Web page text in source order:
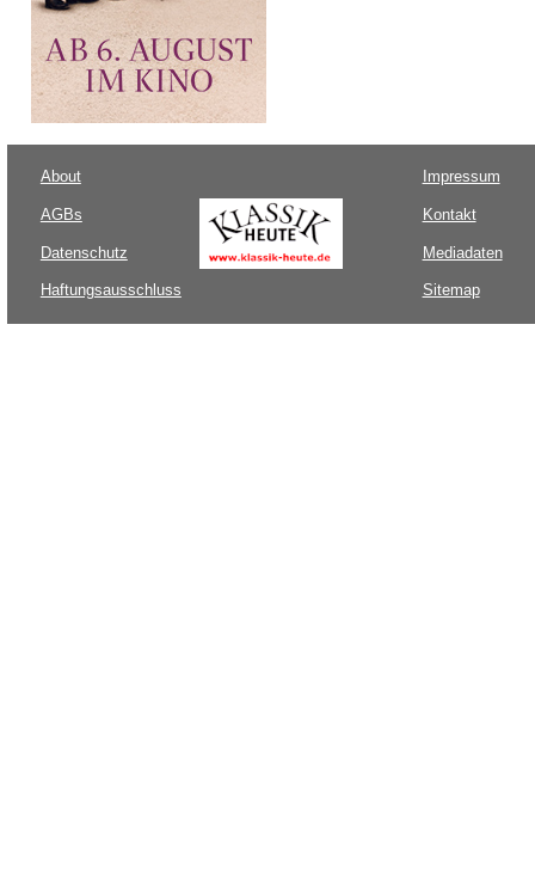
About
AGBs
Datenschutz
Haftungsausschluss
Impressum
Kontakt
Mediadaten
Sitemap